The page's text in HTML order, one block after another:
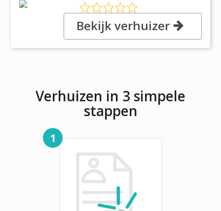
, Building No.8, Tower A, 2nd
Floor, DLF, Gurgaon, Haryana
Bekijk verhuizer
Verhuizen in 3 simpele
stappen
1